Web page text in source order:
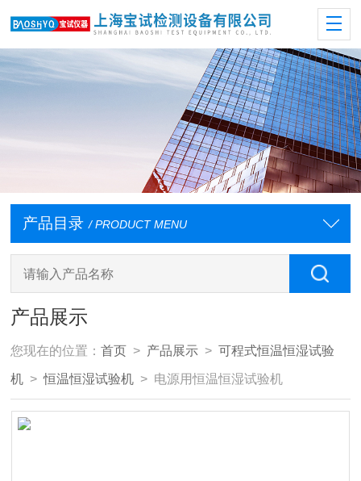
产品目录 / PRODUCT MENU
产品展示
您现在的位置：首页 > 产品展示 >可程式恒温恒湿试验
机 >恒温恒湿试验机 > 电源用恒温恒湿试验机